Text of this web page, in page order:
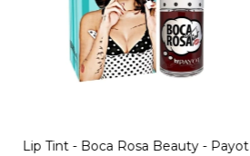
Lip Tint - Boca Rosa Beauty - Payot